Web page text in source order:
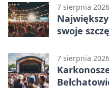
7 sierpnia 2026
swoje
7 sierpnia 2026